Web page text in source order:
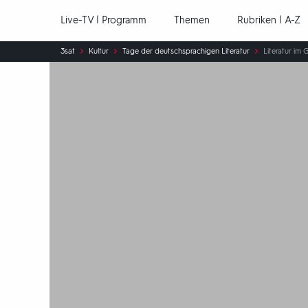
Live-TV | Programm Themen Rubriken | A-Z
Sie
sind
3sat Kultur Tage der deutschsprachigen Literatur Literatur im